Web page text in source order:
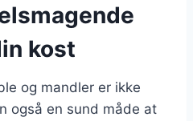
kost
og mandler er ikke
også en sund måde at